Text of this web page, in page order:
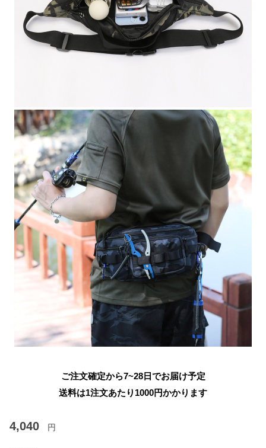
ご注文確定から7~28日でお届け予定
送料は1注文あたり 1000円かかります
4,040 円